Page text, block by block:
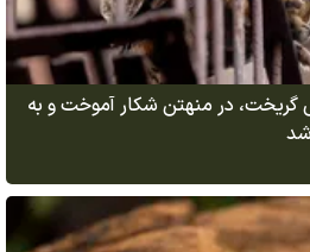
گریخت، در منهتن شکار آموخت و به
شد